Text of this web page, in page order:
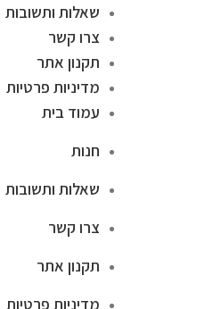
שאלות ותשובות
צרו קשר
תקנון אתר
מדיניות פרטיות
עמוד בית
חנות
שאלות ותשובות
צרו קשר
תקנון אתר
מדיניות פרטיות